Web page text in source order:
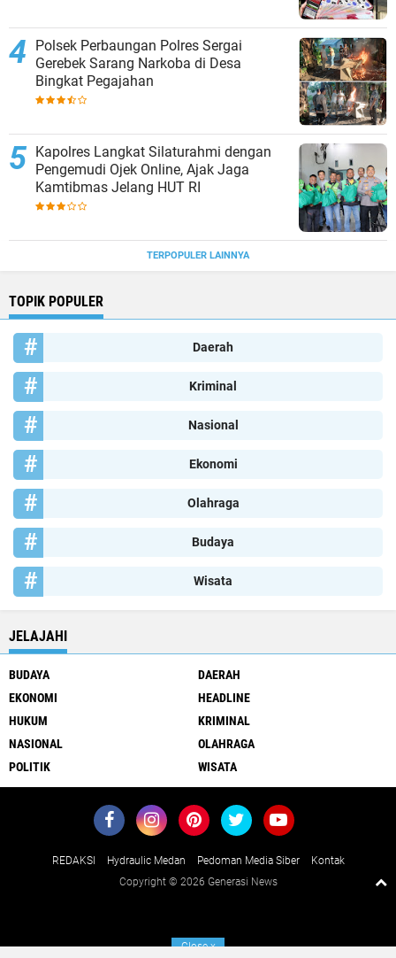
Polsek Perbaungan Polres Sergai
Gerebek Sarang Narkoba di Desa
Bingkat Pegajahan
Kapolres Langkat Silaturahmi dengan
Pengemudi Ojek Online, Ajak Jaga
Kamtibmas Jelang HUT RI
TERPOPULER LAINNYA
TOPIK POPULER
Daerah
Kriminal
Nasional
Ekonomi
Olahraga
Budaya
Wisata
JELAJAHI
BUDAYA
DAERAH
EKONOMI
HEADLINE
HUKUM
KRIMINAL
NASIONAL
OLAHRAGA
POLITIK
WISATA
REDAKSI Hydraulic Medan Pedoman Media Siber
Kontak
Copyright © 2026 Generasi News
Closex